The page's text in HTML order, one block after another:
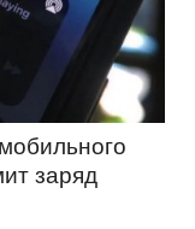
заряд